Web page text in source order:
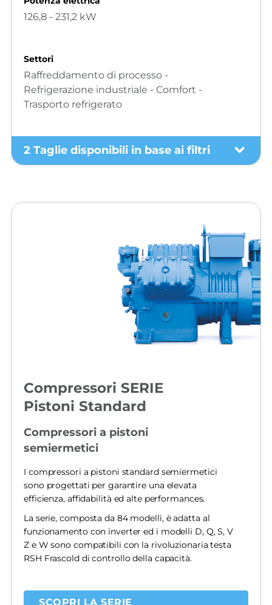
126,8 - 231,2 kW
Settori
Raffreddamento di processo -
Refrigerazione industriale - Comfort -
Trasporto refrigerato
2 Taglie disponibili in base ai filtri
Compressori SERIE
Pistoni Standard
Compressori a pistoni
semiermetici
I compressori a pistoni standard semiermetici
sono progettati per garantire una elevata
efficienza, affidabilità ed alte performances.
La serie, composta da 84 modelli, è adatta al
funzionamento con inverter ed i modelli D, Q, S, V
Z e W sono compatibili con la rivoluzionaria testa
RSH Frascold di controllo della capacità.
SCOPRI LA SERIE